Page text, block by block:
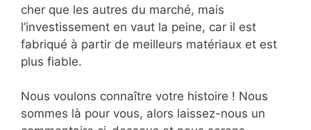
cher que les autres du marché, mais
l’investissement en vaut la peine, car il est
fabriqué à partir de meilleurs matériaux et est
plus fiable.
Nous voulons connaître votre histoire ! Nous
sommes là pour vous, alors laissez-nous un